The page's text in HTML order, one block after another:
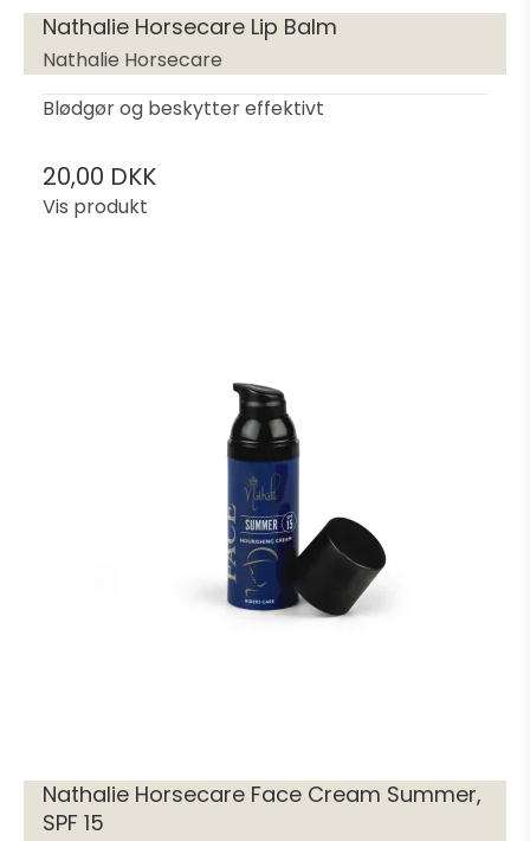
Nathalie Horsecare Lip Balm
Nathalie Horsecare
Blødgør og beskytter effektivt
20,00 DKK
Vis produkt
Nathalie Horsecare Face Cream Summer,
SPF 15